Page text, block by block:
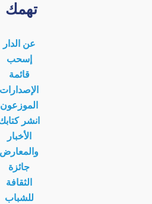
تهمك
عن الدار
إسحب
قائمة
الإصدارات
الموزعون
انشر
الأخبار
والمعارض
جائزة
الثقافة
للشباب